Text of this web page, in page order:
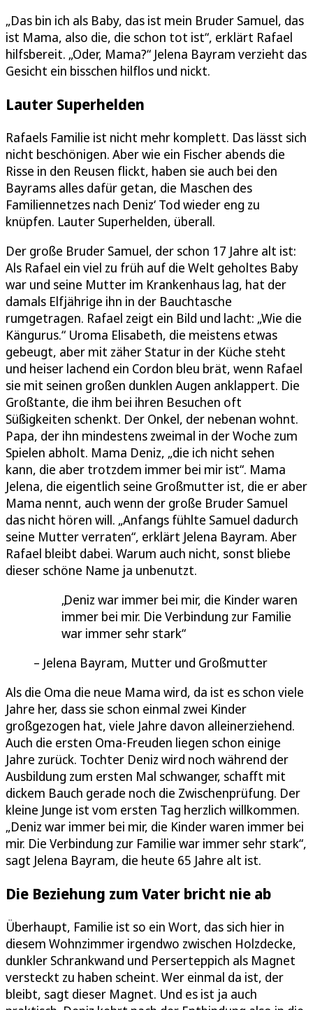
„Das bin ich als Baby, das ist mein Bruder Samuel, das
ist Mama, also die, die schon tot ist“, erklärt Rafael
hilfsbereit. „Oder, Mama?“ Jelena Bayram verzieht das
Gesicht ein bisschen hilflos und nickt.
Lauter Superhelden
Rafaels Familie ist nicht mehr komplett. Das lässt sich
nicht beschönigen. Aber wie ein Fischer abends die
Risse in den Reusen flickt, haben sie auch bei den
Bayrams alles dafür getan, die Maschen des
Familiennetzes nach Deniz‘ Tod wieder eng zu
knüpfen. Lauter Superhelden, überall.
Der große Bruder Samuel, der schon 17 Jahre alt ist:
Als Rafael ein viel zu früh auf die Welt geholtes Baby
war und seine Mutter im Krankenhaus lag, hat der
damals Elfjährige ihn in der Bauchtasche
rumgetragen. Rafael zeigt ein Bild und lacht: „Wie die
Kängurus.“ Uroma Elisabeth, die meistens etwas
gebeugt, aber mit zäher Statur in der Küche steht
und heiser lachend ein Cordon bleu brät, wenn Rafael
sie mit seinen großen dunklen Augen anklappert. Die
Großtante, die ihm bei ihren Besuchen oft
Süßigkeiten schenkt. Der Onkel, der nebenan wohnt.
Papa, der ihn mindestens zweimal in der Woche zum
Spielen abholt. Mama Deniz, „die ich nicht sehen
kann, die aber trotzdem immer bei mir ist“. Mama
Jelena, die eigentlich seine Großmutter ist, die er aber
Mama nennt, auch wenn der große Bruder Samuel
das nicht hören will. „Anfangs fühlte Samuel dadurch
seine Mutter verraten“, erklärt Jelena Bayram. Aber
Rafael bleibt dabei. Warum auch nicht, sonst bliebe
dieser schöne Name ja unbenutzt.
Deniz war immer bei mir, die Kinder waren
immer bei mir. Die Verbindung zur Familie
war immer sehr stark
Jelena Bayram, Mutter und Großmutter
Als die Oma die neue Mama wird, da ist es schon viele
Jahre her, dass sie schon einmal zwei Kinder
großgezogen hat, viele Jahre davon alleinerziehend.
Auch die ersten Oma-Freuden liegen schon einige
Jahre zurück. Tochter Deniz wird noch während der
Ausbildung zum ersten Mal schwanger, schafft mit
dickem Bauch gerade noch die Zwischenprüfung. Der
kleine Junge ist vom ersten Tag herzlich willkommen.
„Deniz war immer bei mir, die Kinder waren immer bei
mir. Die Verbindung zur Familie war immer sehr stark“,
sagt Jelena Bayram, die heute 65 Jahre alt ist.
Die Beziehung zum Vater bricht nie ab
Überhaupt, Familie ist so ein Wort, das sich hier in
diesem Wohnzimmer irgendwo zwischen Holzdecke,
dunkler Schrankwand und Perserteppich als Magnet
versteckt zu haben scheint. Wer einmal da ist, der
bleibt, sagt dieser Magnet. Und es ist ja auch